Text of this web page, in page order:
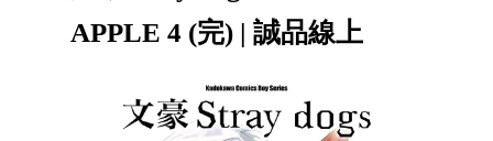
APPLE 4 (完) | 誠品線上